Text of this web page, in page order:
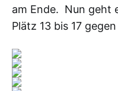
am Ende. Nun geht
Plätz 13 bis 17